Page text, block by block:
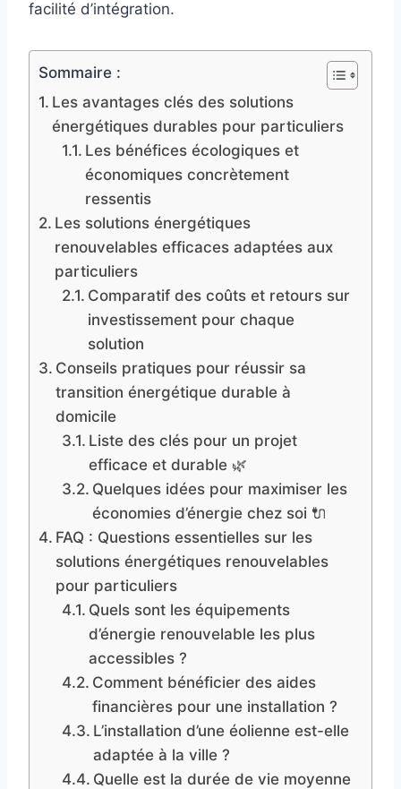
facilité d’intégration.
Sommaire :
Les avantages clés des solutions
énergétiques durables pour particuliers
Les bénéfices écologiques et
économiques concrètement
ressentis
Les solutions énergétiques
renouvelables efficaces adaptées aux
particuliers
Comparatif des coûts et retours sur
investissement pour chaque
solution
Conseils pratiques pour réussir sa
transition énergétique durable à
domicile
Liste des clés pour un projet
efficace et durable 🌿
Quelques idées pour maximiser les
économies d’énergie chez soi 🔌
FAQ : Questions essentielles sur les
solutions énergétiques renouvelables
pour particuliers
Quels sont les équipements
d’énergie renouvelable les plus
accessibles ?
Comment bénéficier des aides
financières pour une installation ?
L’installation d’une éolienne est-elle
adaptée à la ville ?
Quelle est la durée de vie moyenne